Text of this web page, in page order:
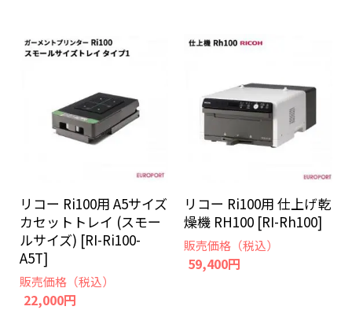
リコー Ri100用 A5サイズ
カセットトレイ (スモー
ルサイズ) [RI-Ri100-
A5T]
販売価格（税込）
22,000円
リコー Ri100用 仕上げ乾
燥機 RH100 [RI-Rh100]
販売価格（税込）
59,400円